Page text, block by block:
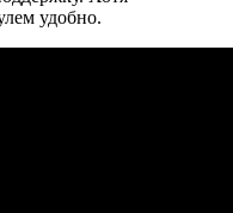
удобно.